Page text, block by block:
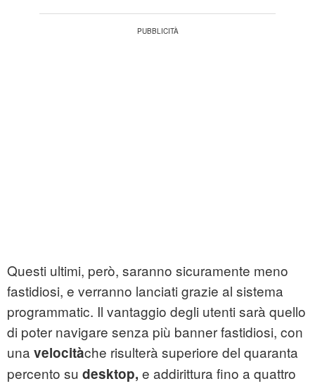
Questi ultimi, però, saranno sicuramente meno
fastidiosi, e verranno lanciati grazie al sistema
programmatic. Il vantaggio degli utenti sarà quello
di poter navigare senza più banner fastidiosi, con
una velocitàche risulterà superiore del quaranta
percento su desktop, e addirittura fino a quattro